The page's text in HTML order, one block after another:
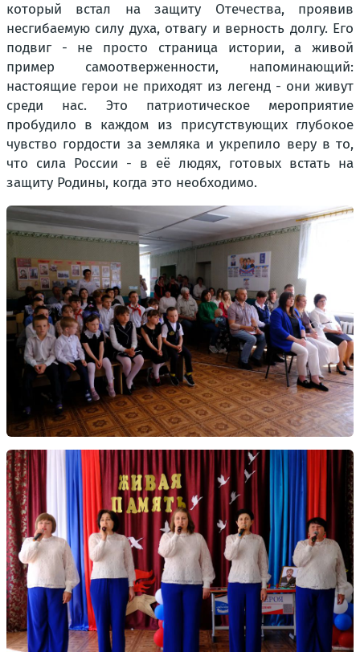
который встал на защиту Отечества, проявив
несгибаемую силу духа, отвагу и верность долгу. Его
подвиг - не просто страница истории, а живой
пример самоотверженности, напоминающий:
настоящие герои не приходят из легенд - они живут
среди нас. Это патриотическое мероприятие
пробудило в каждом из присутствующих глубокое
чувство гордости за земляка и укрепило веру в то,
что сила России - в её людях, готовых встать на
защиту Родины, когда это необходимо.